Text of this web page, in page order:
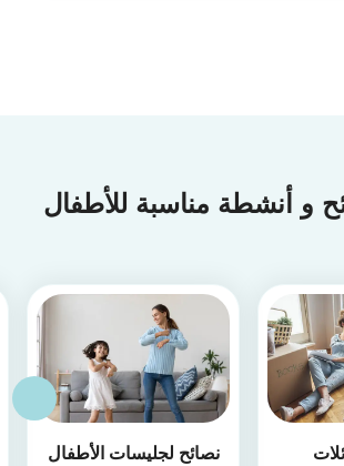
و أنشطة مناسبة للأطفال
نصائح لجليسات الأطفال